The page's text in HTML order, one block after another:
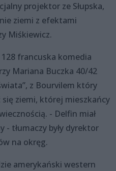
projektor ze Słupska,
ziemi z efektami
Miśkiewicz.
francuska komedia
Mariana Buczka 40/42
z Bourvilem który
się ziemi, której mieszkańcy
- Delfin miał
tłumaczy były dyrektor
na okręg.
amerykański western